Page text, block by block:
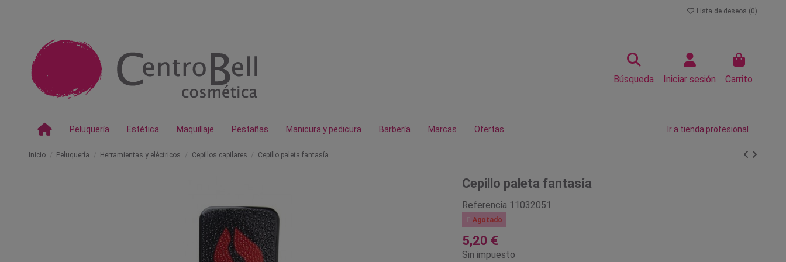
Lista de deseos (0)
Búsqueda Iniciar sesión Carrito
Peluquería Estética Maquillaje Pestañas Manicura y pedicura Barbería Marcas Ofertas Ir a tienda profesional
Inicio Peluquería Herramientas y eléctricos Cepillos capilares Cepillo paleta fantasía
Cepillo paleta fantasía
Referencia 11032051
Agotado
5,20 €
Sin impuesto